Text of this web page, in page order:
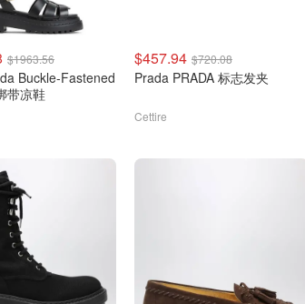
$1963.56
Buckle-Fastened
带凉鞋
$457.94 $720.08
Prada PRADA 标志发夹
Cettire